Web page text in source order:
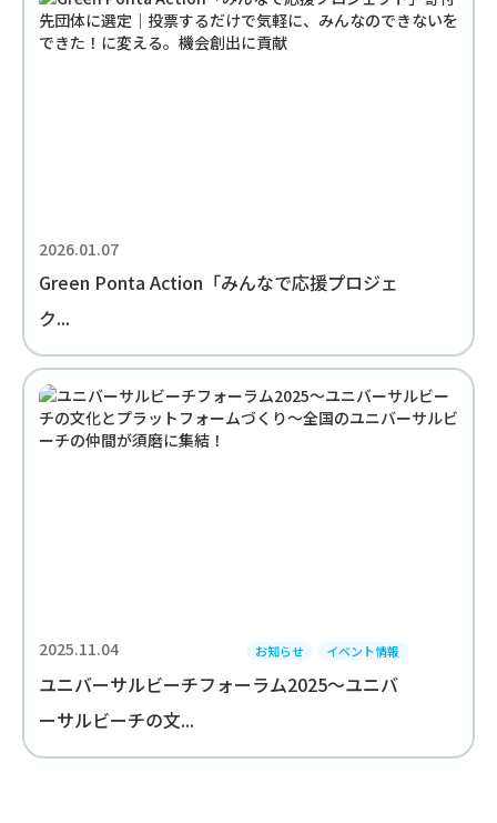
2026.01.07
Green Ponta Action「みんなで応援プロジェ
ク...
2025.11.04 お知らせ イベント情報
ユニバーサルビーチフォーラム2025～ユニバ
ーサルビーチの文...